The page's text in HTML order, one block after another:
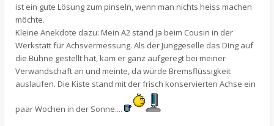
ist ein gute Lösung zum pinseln, wenn man nichts heiss machen
möchte.
Kleine Anekdote dazu: Mein A2 stand ja beim Cousin in der
Werkstatt für Achsvermessung. Als der Junggeselle das DIng auf
die Bühne gestellt hat, kam er ganz aufgeregt bei meiner
Verwandschaft an und meinte, da würde Bremsflüssigkeit
auslaufen. Die Kiste stand mit der frisch konservierten Achse ein
paar Wochen in der Sonne....